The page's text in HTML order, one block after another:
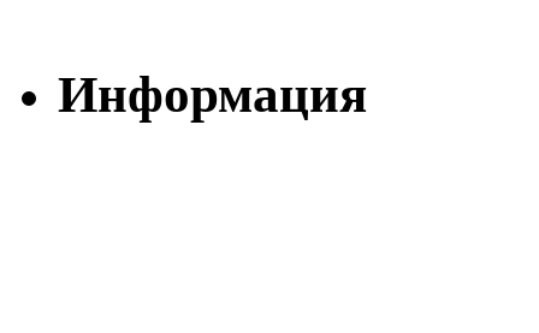
Информация